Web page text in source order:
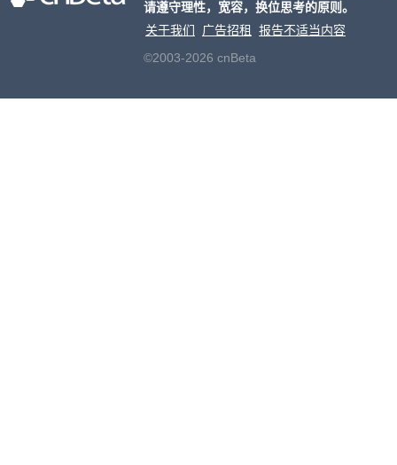
请遵守理性，宽容，换位思考的原则。
关于我们
广告招租
报告不适当内容
©2003-2026 cnBeta